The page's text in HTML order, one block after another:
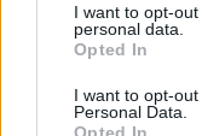
I want to opt-
personal data.
Opted In
I want to opt-
Personal Data.